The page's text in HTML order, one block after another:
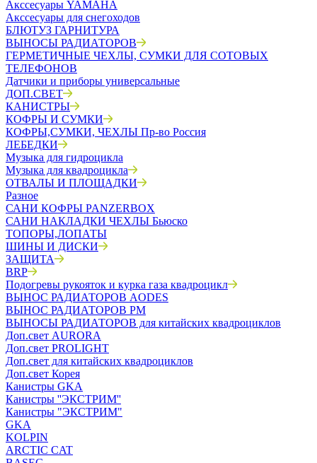
Акссесуары YAMAHA
Акссесуары для снегоходов
БЛЮТУЗ ГАРНИТУРА
ВЫНОСЫ РАДИАТОРОВ
ГЕРМЕТИЧНЫЕ ЧЕХЛЫ, СУМКИ ДЛЯ СОТОВЫХ
ТЕЛЕФОНОВ
Датчики и приборы универсальные
ДОП.СВЕТ
КАНИСТРЫ
КОФРЫ И СУМКИ
КОФРЫ,СУМКИ, ЧЕХЛЫ Пр-во Россия
ЛЕБЕДКИ
Музыка для гидроцикла
Музыка для квадроцикла
ОТВАЛЫ И ПЛОЩАДКИ
Разное
САНИ КОФРЫ PANZERBOX
САНИ НАКЛАДКИ ЧЕХЛЫ Бьюско
ТОПОРЫ,ЛОПАТЫ
ШИНЫ И ДИСКИ
ЗАЩИТА
BRP
Подогревы рукояток и курка газа квадроцикл
ВЫНОС РАДИАТОРОВ AODES
ВЫНОС РАДИАТОРОВ РМ
ВЫНОСЫ РАДИАТОРОВ для китайских квадроциклов
Доп.свет AURORA
Доп.свет PROLIGHT
Доп.свет для китайских квадроциклов
Доп.свет Корея
Канистры GKA
Канистры ''ЭКСТРИМ''
Канистры "ЭКСТРИМ"
GKA
KOLPIN
ARCTIC CAT